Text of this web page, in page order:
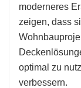
moderneres
zeigen, dass
optimal zu
verbessern.